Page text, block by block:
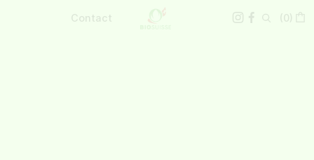
Contact (0)